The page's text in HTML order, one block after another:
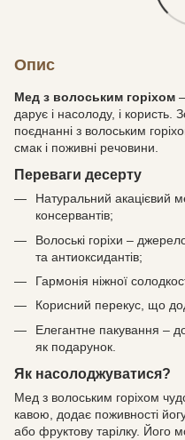
Опис
Мед з волоським горіхом
дарує і насолоду, і користь.
поєднанні з волоським
смак і поживні речовини.
Переваги десерту
Натуральний акацієвий
консервантів;
Волоські горіхи –
та антиоксидантів;
Гармонія ніжної
Корисний перекус, що
Елегантне пакування –
як подарунок.
Як насолоджуватися?
Мед з волоським горіхом
кавою, додає поживності
або фруктову тарілку. Його